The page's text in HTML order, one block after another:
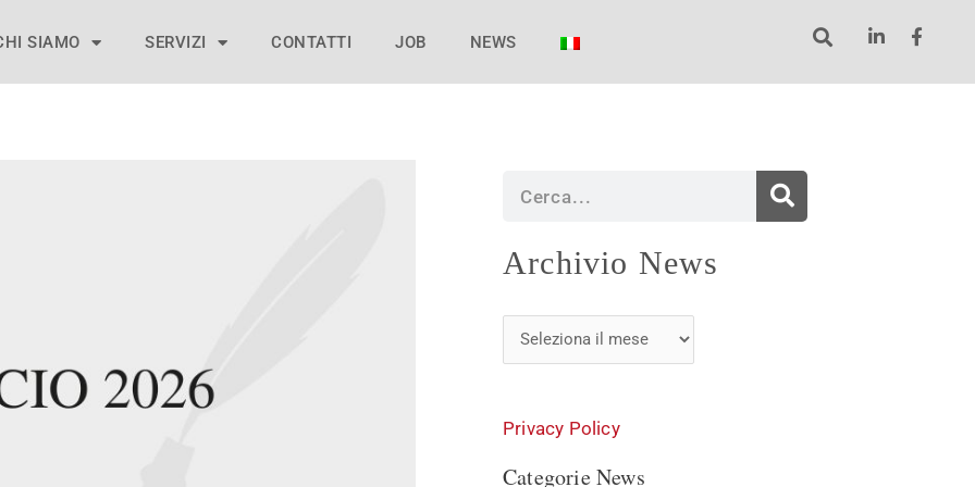
SIAMO SERVIZI CONTATTI JOB NEWS
Archivio News
Archivio
Privacy Policy
Categorie News
Categorie